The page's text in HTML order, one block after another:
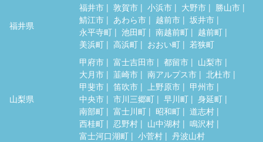
福井県
福井市 敦賀市 小浜市 大野市
勝山市
鯖江市
あわら市 越前市
坂井市
永平寺町
池田町 南越前町
越前町
美浜町
高浜町 おおい町 若狭町
山梨県
甲府市 富士吉田市 都留市
山梨市
大月市
韮崎市 南アルプス市
北杜市
甲斐市
笛吹市 上野原市
甲州市
中央市
市川三郷町 早川町
身延町
南部町
富士川町 昭和町
道志村
西桂町
忍野村 山中湖村
鳴沢村
富士河口湖町
小菅村 丹波山村